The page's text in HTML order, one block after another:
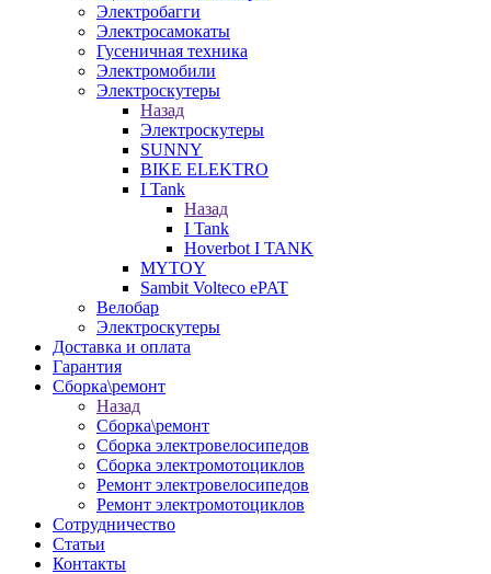
Электробагги
Электросамокаты
Гусеничная техника
Электромобили
Электроскутеры
Назад
Электроскутеры
SUNNY
BIKE ELEKTRO
I Tank
Назад
I Tank
Hoverbot I TANK
MYTOY
Sambit Volteco ePAT
Велобар
Электроскутеры
Доставка и оплата
Гарантия
Сборка\ремонт
Назад
Сборка\ремонт
Сборка электровелосипедов
Сборка электромотоциклов
Ремонт электровелосипедов
Ремонт электромотоциклов
Сотрудничество
Статьи
Контакты